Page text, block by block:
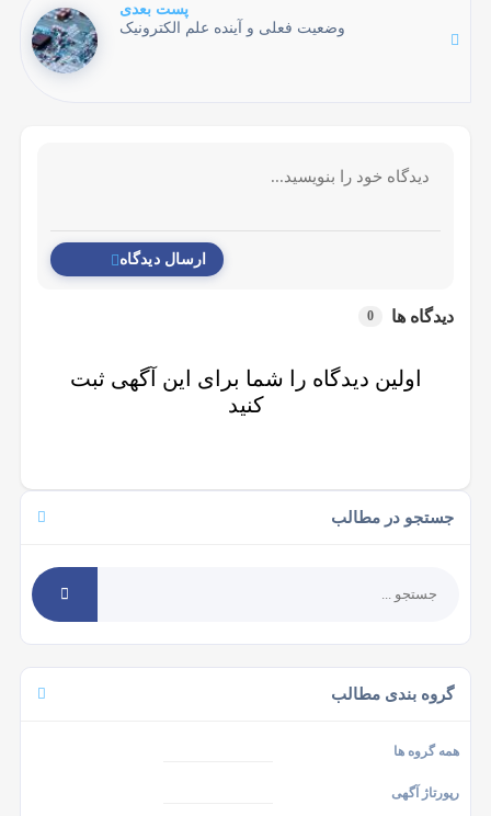
پست بعدی
وضعیت فعلی و آینده علم الکترونیک
ارسال دیدگاه
دیدگاه ها 0
اولین دیدگاه را شما برای این آگهی ثبت
کنید
جستجو در مطالب
گروه بندی مطالب
همه گروه ها
رپورتاژ آگهی